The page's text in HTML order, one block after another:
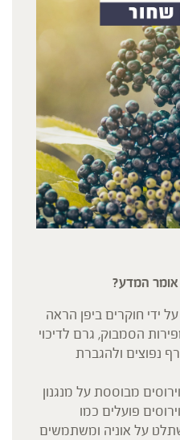
המדע?
מחקר שנערך ב-2012 על ידי חוקרים ביפן הראה
הסמבוק, גרם לדיכוי
נפוצים ולהגברת
מבוססת על מנגנון
פועלים כמו
על אוניה ומשתמשים